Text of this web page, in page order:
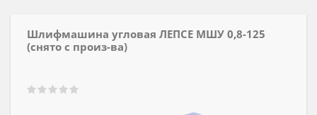
Шлифмашина угловая ЛЕПСЕ МШУ 0,8-125
(снято с произ-ва)